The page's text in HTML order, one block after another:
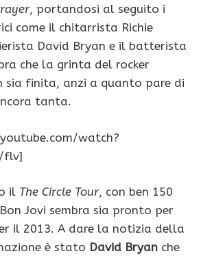
, portandosi al seguito i
come il chitarrista Richie
David Bryan e il batterista
che la grinta del rocker
sia finita, anzi a quanto pare di
tanta.
watch?
flv]
il The Circle Tour, con ben 150
Jovi sembra sia pronto per
il 2013. A dare la notizia della
è stato David Bryan che